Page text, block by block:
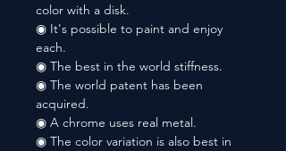
color with a disk.
◉ It's possible to paint and enjoy
each.
◉ The best in the world stiffness.
◉ The world patent has been
acquired.
◉ A chrome uses real metal.
◉ The color variation is also best in